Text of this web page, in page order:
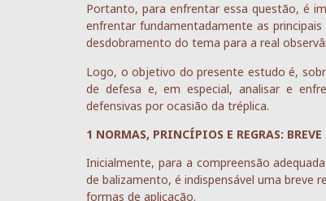
Portanto, para enfrentar essa questão, é
enfrentar fundamentadamente as
desdobramento do tema para a real
Logo, o objetivo do presente estudo é,
de defesa e, em especial, analisar e
defensivas por ocasião da tréplica.
1 NORMAS, PRINCÍPIOS E REGRAS:
Inicialmente, para a compreensão
de balizamento, é indispensável uma breve
formas de aplicação.